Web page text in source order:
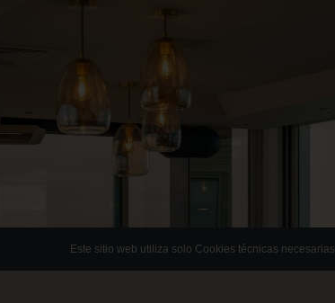
Este sitio web utiliza solo Cookies técnicas necesarias